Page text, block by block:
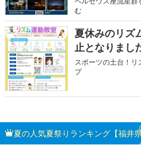
む
夏休みのリズ
止となりまし
スポーツの土台！リ
プ
夏の人気夏祭りランキング【福井